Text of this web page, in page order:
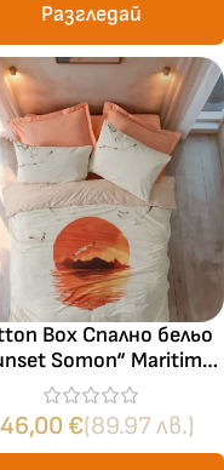
Разгледай
Box Спално бельо
Somon“ Maritime
– 100% памук –
части – за единично
легло
46,00 €(89.97 лв.)